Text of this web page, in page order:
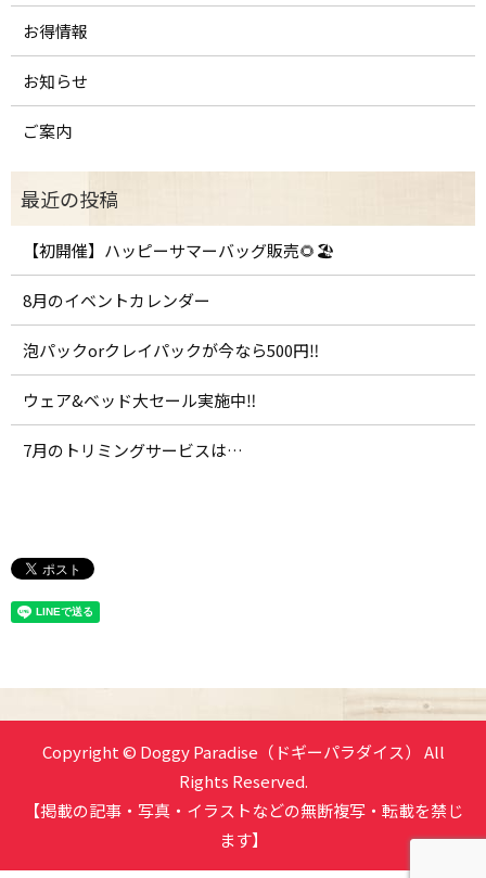
お得情報
お知らせ
ご案内
【初開催】ハッピーサマーバッグ販売🌻🏖️
8月のイベントカレンダー
泡パックorクレイパックが今なら500円‼️
ウェア&ベッド大セール実施中‼️
7月のトリミングサービスは…
Copyright © Doggy Paradise（ドギーパラダイス） All
Rights Reserved.
【掲載の記事・写真・イラストなどの無断複写・転載を禁じ
ます】